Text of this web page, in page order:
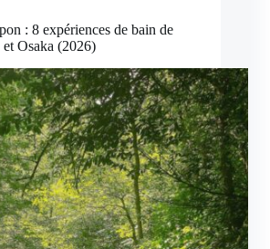
: 8 expériences de bain de
Osaka (2026)